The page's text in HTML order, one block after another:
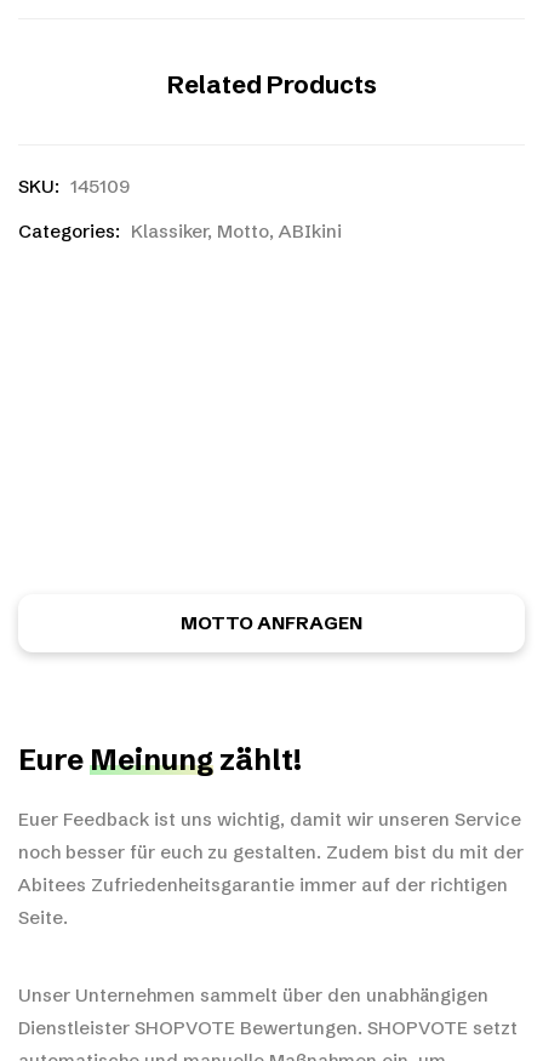
Related Products
SKU: 145109
Categories: Klassiker, Motto, ABIkini
MOTTO ANFRAGEN
EureMeinung zählt!
Euer Feedback ist uns wichtig, damit wir unseren Service
noch besser für euch zu gestalten. Zudem bist du mit der
Abitees Zufriedenheitsgarantie immer auf der richtigen
Seite.
Unser Unternehmen sammelt über den unabhängigen
Dienstleister SHOPVOTE Bewertungen. SHOPVOTE setzt